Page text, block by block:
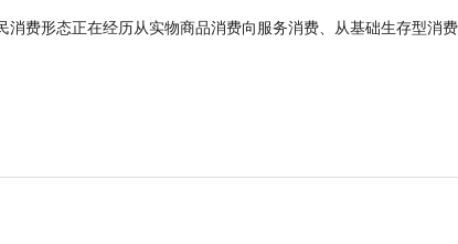
费形态正在经历从实物商品消费向服务消费、从基础生存型消